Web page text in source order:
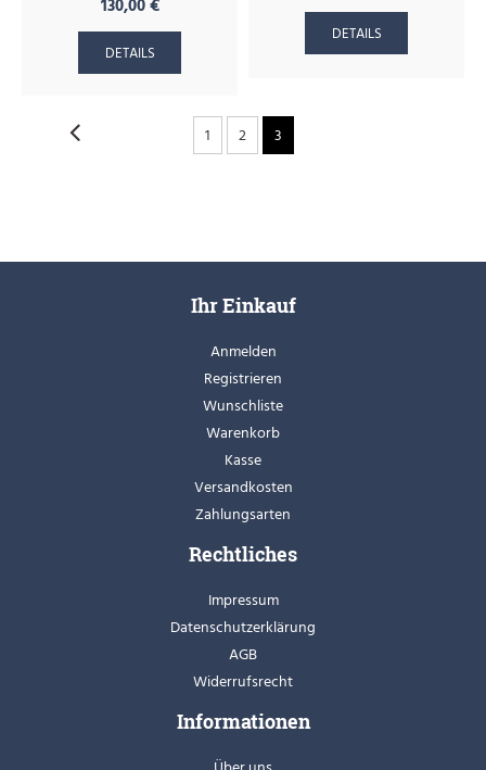
130,00 €
DETAILS
DETAILS
1 2 3
Ihr Einkauf
Anmelden
Registrieren
Wunschliste
Warenkorb
Kasse
Versandkosten
Zahlungsarten
Rechtliches
Impressum
Datenschutzerklärung
AGB
Widerrufsrecht
Informationen